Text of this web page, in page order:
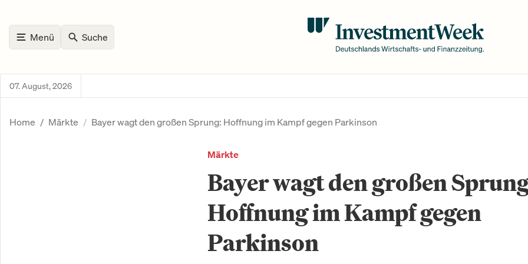
Menü Suche
07. August, 2026
Home Märkte Bayer wagt den großen Sprung: Hoffnung im Kampf gegen Parkinson
Märkte
Bayer wagt den großen
Hoffnung im Kampf gegen
Parkinson